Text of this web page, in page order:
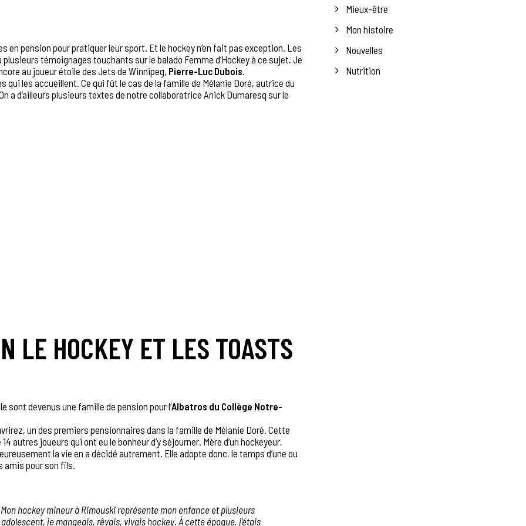
pension pour pratiquer leur sport. Et le hockey n’en fait pas exception. Les
témoignages touchants sur le balado Femme d’Hockey à ce sujet. Je
au joueur étoile des Jets de Winnipeg, Pierre-Luc Dubois
les accueillent. Ce qui fût le cas de la famille de Mélanie Doré, autrice du
a d’ailleurs plusieurs textes de notre collaboratrice Anick Dumaresq sur le
LE HOCKEY ET LES TOASTS
sont devenus une famille de pension pour l’Albatros du Collège Notre-
un des premiers pensionnaires dans la famille de Mélanie Doré. Cette
autres joueurs qui ont eu le bonheur d’y séjourner. Mère d’un hockeyeur,
la vie en a décidé autrement. Elle adopte donc, le temps d’une ou
pour son fils.
hockey mineur à Rimouski représente mon enfance et plusieurs
je mangeais, rêvais, vivais hockey À cette époque, j’étais
Mieux-être
Mon histoire
Nouvelles
Nutrition